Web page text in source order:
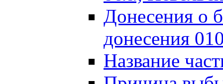
Донесения о
донесения
Название